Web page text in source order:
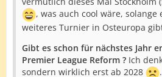
, was auch cool wäre, solange
weiteres Turnier in Osteuropa
Gibt es schon für nächstes Jahr
Premier League Reform ? Ich
sondern wirklich erst ab 2028
.